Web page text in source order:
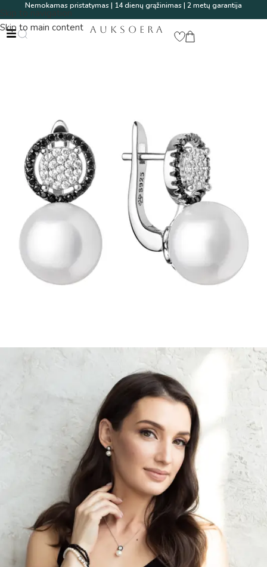
Skip to navigation
Skip to main content
Nemokamas pristatymas | 14 dienų grąžinimas | 2 metų garantija
AUKSOERA